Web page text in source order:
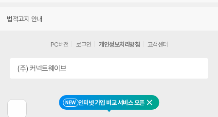
NEW 인터넷 가입 비교 서비스 오픈 닫기
법적고지 안내
PC버전 로그인 개인정보처리방침 고객센터
(주) 커넥트웨이브